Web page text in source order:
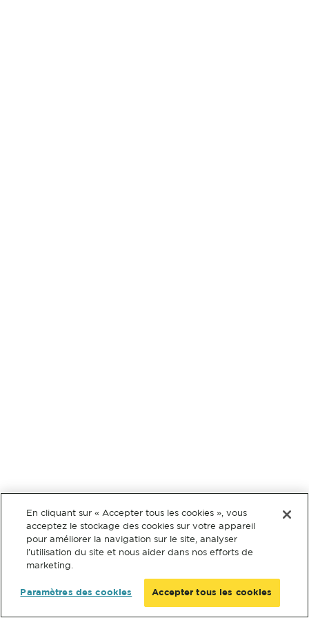
En cliquant sur « Accepter tous les cookies », vous
acceptez le stockage des cookies sur votre appareil
pour améliorer la navigation sur le site, analyser
l’utilisation du site et nous aider dans nos efforts de
marketing.
Paramètres des cookies Accepter tous les cookies